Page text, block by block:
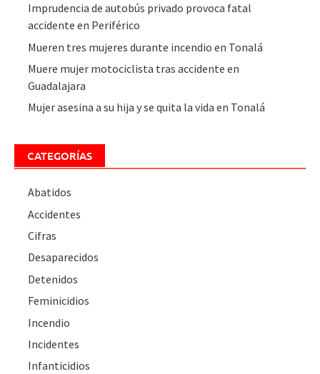
Imprudencia de autobús privado provoca fatal
accidente en Periférico
Mueren tres mujeres durante incendio en Tonalá
Muere mujer motociclista tras accidente en
Guadalajara
Mujer asesina a su hija y se quita la vida en Tonalá
CATEGORÍAS
Abatidos
Accidentes
Cifras
Desaparecidos
Detenidos
Feminicidios
Incendio
Incidentes
Infanticidios